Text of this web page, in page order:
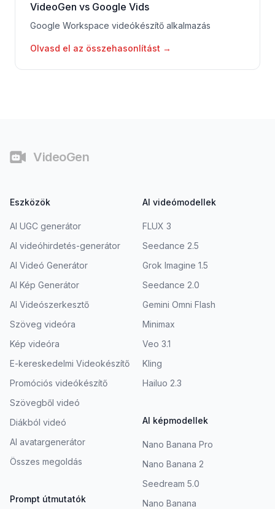
VideoGen vs Google Vids
Google Workspace videókészítő alkalmazás
Olvasd el az összehasonlítást →
VideoGen
Eszközök
AI UGC generátor
AI videóhirdetés-generátor
AI Videó Generátor
AI Kép Generátor
AI Videószerkesztő
Szöveg videóra
Kép videóra
E-kereskedelmi Videokészítő
Promóciós videókészítő
Szövegből videó
Diákból videó
AI avatargenerátor
Összes megoldás
Prompt útmutatók
AI videómodellek
FLUX 3
Seedance 2.5
Grok Imagine 1.5
Seedance 2.0
Gemini Omni Flash
Minimax
Veo 3.1
Kling
Hailuo 2.3
AI képmodellek
Nano Banana Pro
Nano Banana 2
Seedream 5.0
Nano Banana